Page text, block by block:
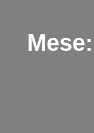
Mese: